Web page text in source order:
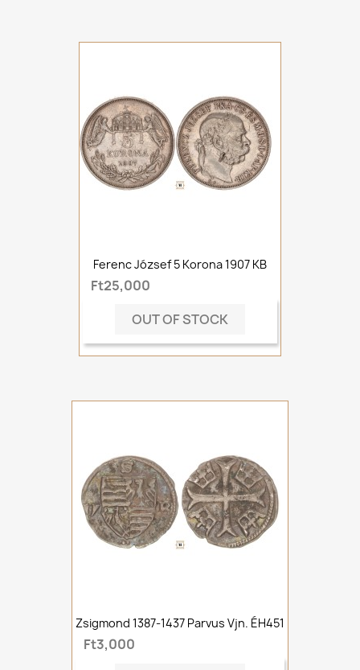
Ferenc József 5 Korona 1907 KB
Ft25,000
OUT OF STOCK
Zsigmond 1387-1437 Parvus Vjn. ÉH451
Ft3,000